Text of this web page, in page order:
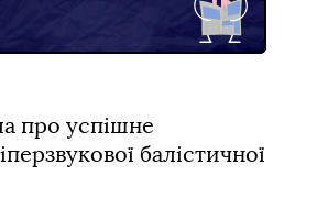
про успішне
балістичної